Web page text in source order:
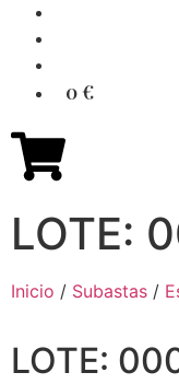
0 €
LOTE:
Inicio / Subastas /
LOTE: